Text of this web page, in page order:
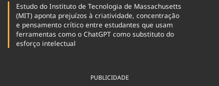
Estudo do Instituto de Tecnologia de Massachusetts
(MIT) aponta prejuízos à criatividade, concentração
e pensamento crítico entre estudantes que usam
ferramentas como o ChatGPT como substituto do
esforço intelectual
PUBLICIDADE